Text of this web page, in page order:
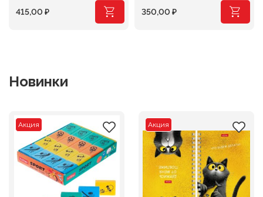
415,00 ₽ 350,00 ₽
Новинки
Акция Акция